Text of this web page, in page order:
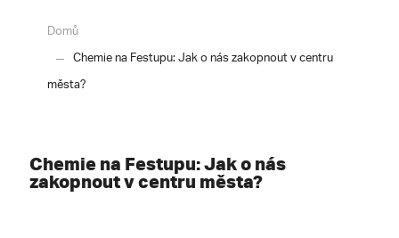
Domů
Chemie na Festupu: Jak o nás zakopnout v centru
města?
Chemie na Festupu: Jak o nás
zakopnout v centru města?